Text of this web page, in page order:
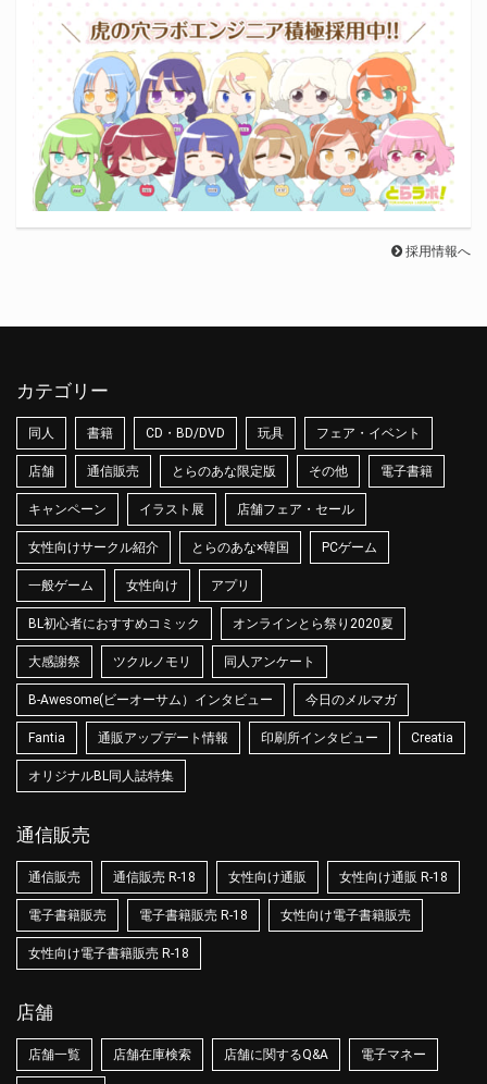
採用情報へ
カテゴリー
同人 書籍 CD・BD/DVD 玩具 フェア・イベント
店舗 通信販売 とらのあな限定版 その他 電子書籍
キャンペーン イラスト展 店舗フェア・セール
女性向けサークル紹介 とらのあな×韓国 PCゲーム
一般ゲーム 女性向け アプリ
BL初心者におすすめコミック オンラインとら祭り2020夏
大感謝祭 ツクルノモリ 同人アンケート
B-Awesome(ビーオーサム）インタビュー 今日のメルマガ
Fantia 通販アップデート情報 印刷所インタビュー Creatia
オリジナルBL同人誌特集
通信販売
通信販売 通信販売 R-18 女性向け通販 女性向け通販 R-18
電子書籍販売 電子書籍販売 R-18 女性向け電子書籍販売
女性向け電子書籍販売 R-18
店舗
店舗一覧 店舗在庫検索 店舗に関するQ&A 電子マネー